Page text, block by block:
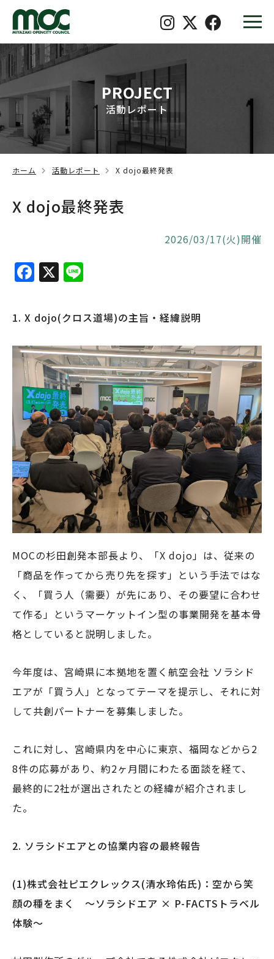
PROJECT
活動レポート
ホーム 活動レポート X dojo最終発表
X dojo最終発表
2026/03/17(火)開催
F
a
c
e
b
o
o
k
X
e
1. X dojo(クロス道場)の主旨・経緯説明
MOCの杉田創発本部長より、「X dojo」は、従来の
「商品を作ってから売り先を探す」という手法ではな
く、「買う人（需要）が先にあり、その要望に合わせ
て作る」というマーケットイン型の事業開発を基本骨
格としていると説明しました。
今年度は、宮崎県に本拠地を置く航空会社 ソラシド
エアが「買う人」となってテーマを提示し、それに対
して共創パートナーを募集しました。
これに対し、宮崎県内を中心に東京、福岡などから2
8件の応募があり、約2ヶ月間にわたる面談を経て、
最終的に2社が選出されたとの経緯が紹介されまし
た。
2. ソラシドエアとの協業内容の最終報告
(1)株式会社ピエクレックス(清水玲佑氏)：空から笑
顔の種をまく ～ソラシドエア × P-FACTSトラベル
体験～